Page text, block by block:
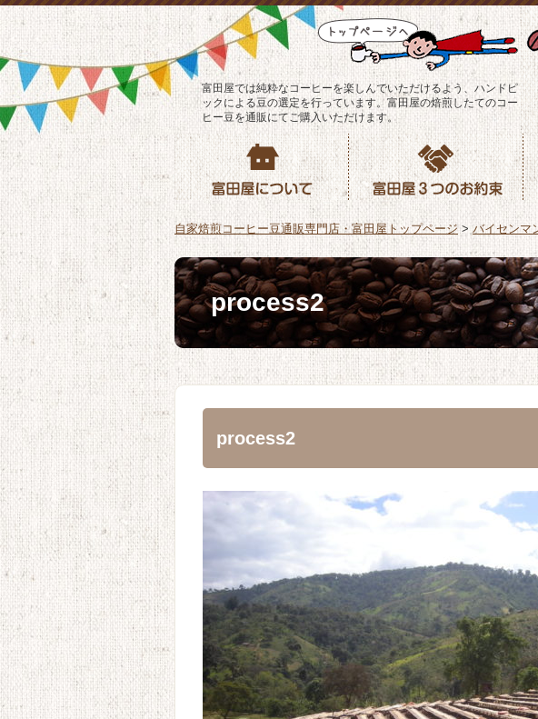
富田屋では純粋なコーヒーを楽しんでいただけるよう、ハンドピ
ックによる豆の選定を行っています。富田屋の焙煎したてのコー
ヒー豆を通販にてご購入いただけます。
自家焙煎コーヒー豆通販専門店・富田屋トップページ >バイセンマ
process2
process2